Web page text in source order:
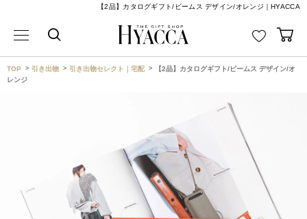
【2品】カタログギフト/ビームス デザイン/オレンジ｜HYACCA
TOP 引き出物 引き出物セレクト｜宅配
【2品】カタログギフト/ビームス デザイン/オ
レンジ